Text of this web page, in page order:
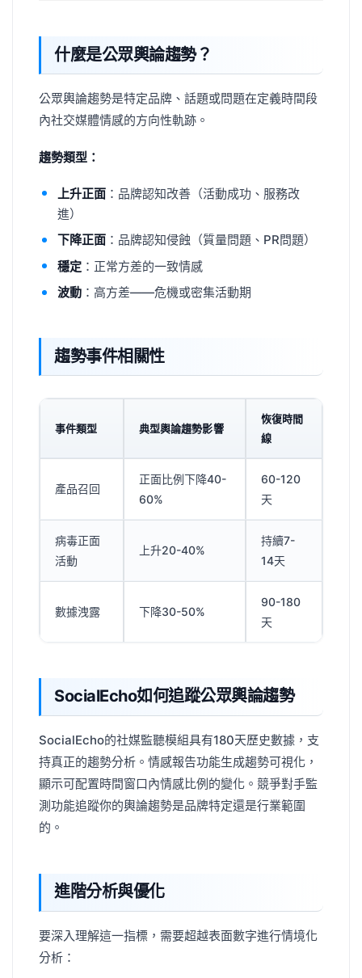
什麼是公眾輿論趨勢？
公眾輿論趨勢是特定品牌、話題或問題在定義時間段
內社交媒體情感的方向性軌跡。
趨勢類型：
上升正面：品牌認知改善（活動成功、服務改
進）
下降正面：品牌認知侵蝕（質量問題、PR問題）
穩定：正常方差的一致情感
波動：高方差——危機或密集活動期
趨勢事件相關性
事件類型 典型輿論趨勢影響
恢復時間
線
產品召回
正面比例下降40-
60%
60-120
天
病毒正面
活動
上升20-40%
持續7-
14天
數據洩露 下降30-50%
90-180
天
SocialEcho如何追蹤公眾輿論趨勢
SocialEcho的社媒監聽模組具有180天歷史數據，支
持真正的趨勢分析。情感報告功能生成趨勢可視化，
顯示可配置時間窗口內情感比例的變化。競爭對手監
測功能追蹤你的輿論趨勢是品牌特定還是行業範圍
的。
進階分析與優化
要深入理解這一指標，需要超越表面數字進行情境化
分析：